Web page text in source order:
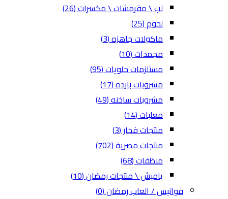
لب \ مقرمشات \ مكسرات(26)
لحوم(25)
ماكولات جاهزه(3)
مجمدات(10)
مستلزمات حلويات(95)
مشروبات بارده(17)
مشروبات ساخنه(49)
معلبات(14)
منتجات فخار(3)
منتجات مصرية(702)
منظفات(68)
ياميش \ منتجات رمضان(10)
فوانيس / العاب رمضان(0)